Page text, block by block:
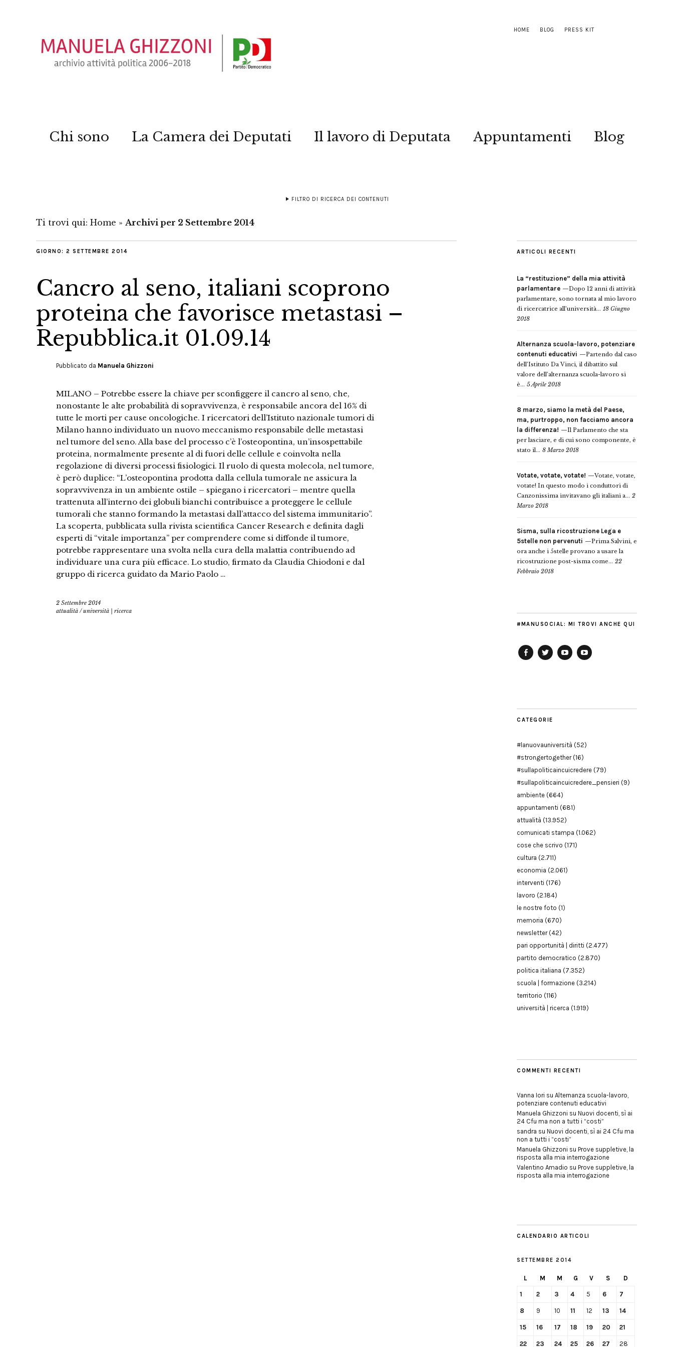
HOME BLOG PRESS KIT
Chi sono La Camera dei Deputati Il lavoro di Deputata Appuntamenti Blog
FILTRO DI RICERCA DEI CONTENUTI
Ti trovi qui: Home » Archivi per 2 Settembre 2014
GIORNO: 2 SETTEMBRE 2014
Cancro al seno, italiani scoprono
proteina che favorisce metastasi –
Repubblica.it 01.09.14
Pubblicato da Manuela Ghizzoni
MILANO – Potrebbe essere la chiave per sconfiggere il cancro al seno, che,
nonostante le alte probabilità di sopravvivenza, è responsabile ancora del 16% di
tutte le morti per cause oncologiche. I ricercatori dell’Istituto nazionale tumori di
Milano hanno individuato un nuovo meccanismo responsabile delle metastasi
nel tumore del seno. Alla base del processo c’è l’osteopontina, un’insospettabile
proteina, normalmente presente al di fuori delle cellule e coinvolta nella
regolazione di diversi processi fisiologici. Il ruolo di questa molecola, nel tumore,
è però duplice: “L’osteopontina prodotta dalla cellula tumorale ne assicura la
sopravvivenza in un ambiente ostile – spiegano i ricercatori – mentre quella
trattenuta all’interno dei globuli bianchi contribuisce a proteggere le cellule
tumorali che stanno formando la metastasi dall’attacco del sistema immunitario”.
La scoperta, pubblicata sulla rivista scientifica Cancer Research e definita dagli
esperti di “vitale importanza” per comprendere come si diffonde il tumore,
potrebbe rappresentare una svolta nella cura della malattia contribuendo ad
individuare una cura più efficace. Lo studio, firmato da Claudia Chiodoni e dal
gruppo di ricerca guidato da Mario Paolo …
2 Settembre 2014
attualità /università | ricerca
ARTICOLI RECENTI
La “restituzione” della mia attività
parlamentare
Dopo 12 anni di attività
parlamentare, sono tornata al mio lavoro
di ricercatrice all’università... 18 Giugno
2018
Alternanza scuola-lavoro, potenziare
contenuti educativi
Partendo dal caso
dell’Istituto Da Vinci, il dibattito sul
valore dell’alternanza scuola-lavoro si
è... 5 Aprile 2018
8 marzo, siamo la metà del Paese,
ma, purtroppo, non facciamo ancora
la differenza!
Il Parlamento che sta
per lasciare, e di cui sono componente, è
stato il... 8 Marzo 2018
Votate, votate, votate!
Votate, votate,
votate! In questo modo i conduttori di
Canzonissima invitavano gli italiani a... 2
Marzo 2018
Sisma, sulla ricostruzione Lega e
5stelle non pervenuti
Prima Salvini, e
ora anche i 5stelle provano a usare la
ricostruzione post-sisma come... 22
Febbraio 2018
#MANUSOCIAL: MI TROVI ANCHE QUI
CATEGORIE
#lanuovauniversità (52)
#strongertogether(16)
#sullapoliticaincuicredere (79)
#sullapoliticaincuicredere_pensieri (9)
ambiente (664)
appuntamenti (681)
attualità (13.952)
comunicati stampa (1.062)
cose che scrivo (171)
cultura (2.711)
economia (2.061)
interventi (176)
lavoro (2.184)
le nostre foto (1)
memoria (670)
newsletter(42)
pari opportunità | diritti (2.477)
partito democratico (2.870)
politica italiana (7.352)
scuola | formazione (3.214)
territorio (116)
università | ricerca (1.919)
COMMENTI RECENTI
Vanna Iori su Alternanza scuola-lavoro,
potenziare contenuti educativi
Manuela Ghizzoni su Nuovi docenti, sì ai
24 Cfu ma non a tutti i “costi”
sandra su Nuovi docenti, sì ai 24 Cfu ma
non a tutti i “costi”
Manuela Ghizzoni su Prove suppletive, la
risposta alla mia interrogazione
Valentino Amadio su Prove suppletive, la
risposta alla mia interrogazione
CALENDARIO ARTICOLI
SETTEMBRE 2014
L M M G V S D
1 2 3 4 5 6 7
8 9 10 11 12 13 14
15 16 17 18 19 20 21
22 23 24 25 26 27 28